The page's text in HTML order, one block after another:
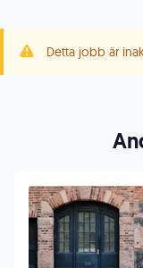
Detta jobb är